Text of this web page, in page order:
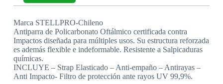
Marca STELLPRO-Chileno
Antiparra de Policarbonato Oftálmico certificada contra
Impactos diseñada para múltiples usos. Su estructura reforzada
es además flexible e indeformable. Resistente a Salpicaduras
químicas.
INCLUYE – Strap Elasticado – Anti-empaño – Antirayas –
Anti Impacto- Filtro de protección ante rayos UV 99,9%.